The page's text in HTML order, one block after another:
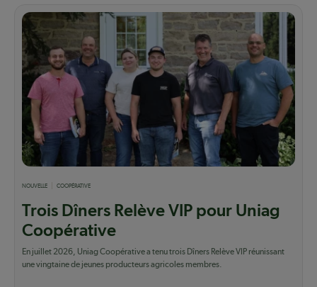
NOUVELLE COOPÉRATIVE
Trois Dîners Relève VIP pour Uniag
Coopérative
En juillet 2026, Uniag Coopérative a tenu trois Dîners Relève VIP réunissant
une vingtaine de jeunes producteurs agricoles membres.